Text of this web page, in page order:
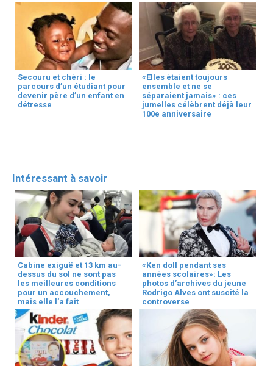
Secouru et chéri : le
parcours d’un étudiant pour
devenir père d’un enfant en
détresse
«Elles étaient toujours
ensemble et ne se
séparaient jamais» : ces
jumelles célèbrent déjà leur
100e anniversaire
Intéressant à savoir
Cabine exiguë et 13 km au-
dessus du sol ne sont pas
les meilleures conditions
pour un accouchement,
mais elle l’a fait
«Ken doll pendant ses
années scolaires»: Les
photos d’archives du jeune
Rodrigo Alves ont suscité la
controverse